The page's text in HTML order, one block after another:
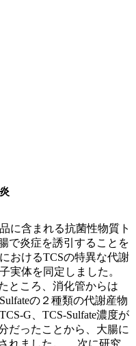
に含まれる抗菌性物質ト
で炎症を誘引することを
おけるTCSの特異な代謝
実体を同定しました。
ところ、消化管からは
の２種類の代謝産物
G、TCS-Sulfate濃度が
だったことから、大腸に
れました。 次に研究